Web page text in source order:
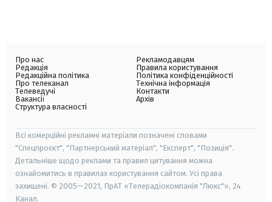
Про нас
Редакція
Редакційна політика
Про телеканал
Телеведучі
Вакансії
Структура власності
Рекламодавцям
Правила користування
Політика конфіденційності
Технічна інформація
Контакти
Архів
Всі комерційні рекламні матеріали позначені словами
"Спецпроєкт", "Партнерський матеріал", "Експерт", "Позиція".
Детальніше щодо реклами та правил цитування можна
ознайомитись в правилах користування сайтом. Усі права
захищені. © 2005—2021, ПрАТ «Телерадіокомпанія "Люкс"», 24
Канал.